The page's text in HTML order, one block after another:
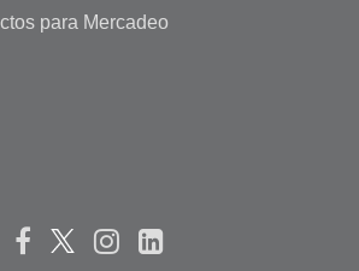
para Mercadeo